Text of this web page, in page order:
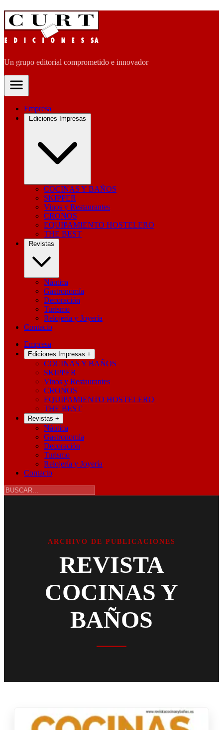
Un grupo editorial comprometido e innovador
Empresa
Ediciones Impresas
COCINAS Y BAÑOS
SKIPPER
Vinos y Restaurantes
CRONOS
EQUIPAMIENTO HOSTELERO
THE BEST
Revistas
Náutica
Gastronomía
Decoración
Turismo
Relojería y Joyería
Contacto
Empresa
Ediciones Impresas +
COCINAS Y BAÑOS
SKIPPER
Vinos y Restaurantes
CRONOS
EQUIPAMIENTO HOSTELERO
THE BEST
Revistas +
Náutica
Gastronomía
Decoración
Turismo
Relojería y Joyería
Contacto
ARCHIVO DE PUBLICACIONES
REVISTA
COCINAS Y
BAÑOS